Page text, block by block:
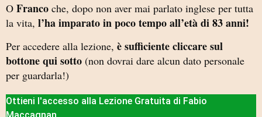
O Franco che, dopo non aver mai parlato inglese per tutta
la vita, l’ha imparato in poco tempo all’età di 83 anni!
Per accedere alla lezione, è sufficiente cliccare sul
bottone qui sotto (non dovrai dare alcun dato personale
per guardarla!)
Ottieni l'accesso alla Lezione Gratuita di Fabio